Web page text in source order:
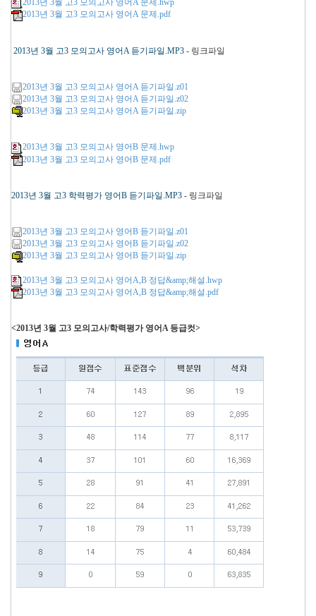
2013년 3월 고3 모의고사 영어A 문제.hwp
2013년 3월 고3 모의고사 영어A 문제.pdf
2013년 3월 고3 모의고사 영어A 듣기파일.MP3 - 링크파일
2013년 3월 고3 모의고사 영어A 듣기파일.z01
2013년 3월 고3 모의고사 영어A 듣기파일.z02
2013년 3월 고3 모의고사 영어A 듣기파일.zip
2013년 3월 고3 모의고사 영어B 문제.hwp
2013년 3월 고3 모의고사 영어B 문제.pdf
2013년 3월 고3 학력평가 영어B 듣기파일.MP3 - 링크파일
2013년 3월 고3 모의고사 영어B 듣기파일.z01
2013년 3월 고3 모의고사 영어B 듣기파일.z02
2013년 3월 고3 모의고사 영어B 듣기파일.zip
2013년 3월 고3 모의고사 영어A,B 정답&amp;해설.hwp
2013년 3월 고3 모의고사 영어A,B 정답&amp;해설.pdf
<2013년 3월 고3 모의고사/학력평가 영어A 등급컷>